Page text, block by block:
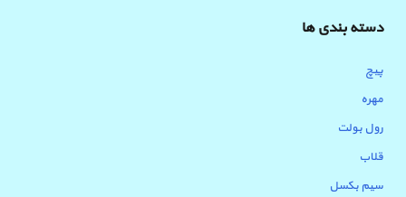
دسته بندی ها
پیچ
مهره
رول بولت
قلاب
سیم بکسل